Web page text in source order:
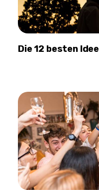
Die 12 besten